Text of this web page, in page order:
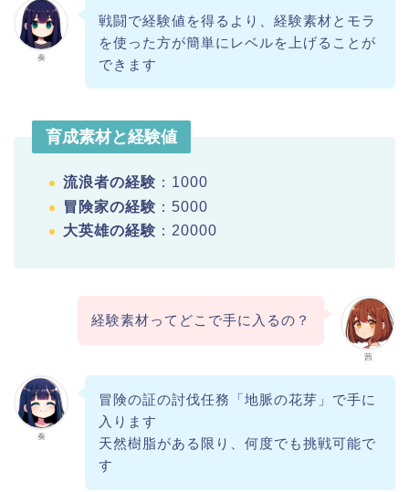
奏
戦闘で経験値を得るより、経験素材とモラ
を使った方が簡単にレベルを上げることが
できます
育成素材と経験値
流浪者の経験 ：1000
冒険家の経験 ：5000
大英雄の経験 ：20000
茜
経験素材ってどこで手に入るの？
奏
冒険の証の討伐任務「地脈の花芽」で手に
入ります
天然樹脂がある限り、何度でも挑戦可能で
す